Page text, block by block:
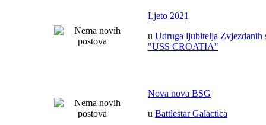
Ljeto 2021
u Udruga ljubitelja Zvjezdanih
"USS CROATIA"
Nova nova BSG
u Battlestar Galactica